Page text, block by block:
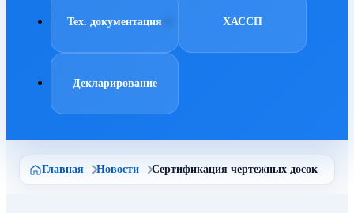
Тех. документация ХАССП
Декларирование
Главная Новости Сертификация чертежных досок